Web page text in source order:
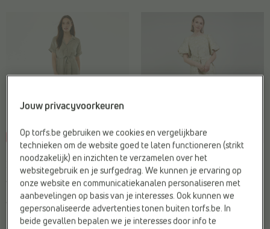
-40%
MIDI JURKEN
Mexx
Afwerking:Effen
Kleur:Groen
Web-Only:Nee
-40%
KORTE JURKEN
Vila
Doelgroep:Dames
Type2:Kleedjes
Web-Only:Nee
Jouw privacyvoorkeuren
Op torfs.be gebruiken we cookies en vergelijkbare
technieken om de website goed te laten functioneren (strikt
noodzakelijk) en inzichten te verzamelen over het
websitegebruik en je surfgedrag. We kunnen je ervaring op
onze website en communicatiekanalen personaliseren met
aanbevelingen op basis van je interesses. Ook kunnen we
gepersonaliseerde advertenties tonen buiten torfs.be. In
beide gevallen bepalen we je interesses door info te